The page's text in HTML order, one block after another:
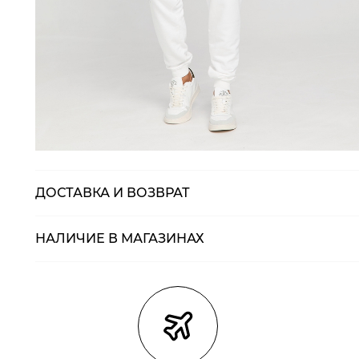
ДОСТАВКА И ВОЗВРАТ
Курьерская доставка СДЭК
Самовывоз из пункта выдачи СДЭК
Самовывоз из наших магазинов
НАЛИЧИЕ В МАГАЗИНАХ